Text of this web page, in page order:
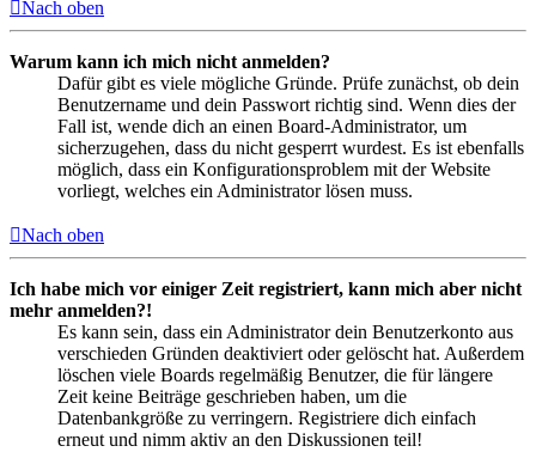
Nach oben
Warum kann ich mich nicht anmelden?
Dafür gibt es viele mögliche Gründe. Prüfe zunächst, ob dein
Benutzername und dein Passwort richtig sind. Wenn dies der
Fall ist, wende dich an einen Board-Administrator, um
sicherzugehen, dass du nicht gesperrt wurdest. Es ist ebenfalls
möglich, dass ein Konfigurationsproblem mit der Website
vorliegt, welches ein Administrator lösen muss.
Nach oben
Ich habe mich vor einiger Zeit registriert, kann mich aber nicht
mehr anmelden?!
Es kann sein, dass ein Administrator dein Benutzerkonto aus
verschieden Gründen deaktiviert oder gelöscht hat. Außerdem
löschen viele Boards regelmäßig Benutzer, die für längere
Zeit keine Beiträge geschrieben haben, um die
Datenbankgröße zu verringern. Registriere dich einfach
erneut und nimm aktiv an den Diskussionen teil!